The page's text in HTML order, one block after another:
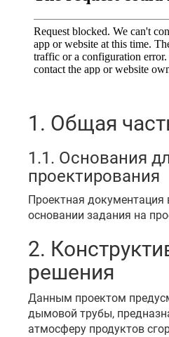
1. Общая
1.1. Основания
проектирования
Проектная документация
основании задания на
2.
решения
Данным проектом
дымовой трубы,
атмосферу продуктов